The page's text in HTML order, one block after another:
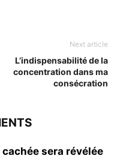
Next article
L’indispensabilité de la
concentration dans ma
consécration
sera révélée